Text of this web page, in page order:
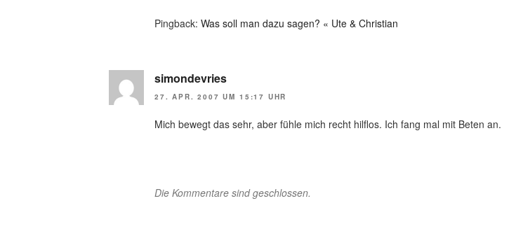
Pingback: Was soll man dazu sagen? « Ute & Christian
simondevries
27. APR. 2007 UM 15:17 UHR
Mich bewegt das sehr, aber fühle mich recht hilflos. Ich fang mal mit Beten an.
Die Kommentare sind geschlossen.